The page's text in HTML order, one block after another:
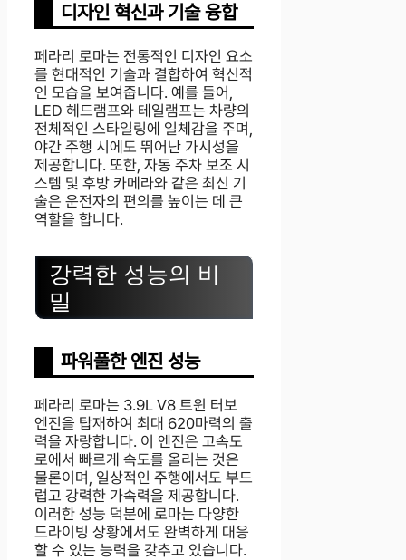
디자인 혁신과 기술 융합
페라리 로마는 전통적인 디자인 요소
를 현대적인 기술과 결합하여 혁신적
인 모습을 보여줍니다. 예를 들어,
LED 헤드램프와 테일램프는 차량의
전체적인 스타일링에 일체감을 주며,
야간 주행 시에도 뛰어난 가시성을
제공합니다. 또한, 자동 주차 보조 시
스템 및 후방 카메라와 같은 최신 기
술은 운전자의 편의를 높이는 데 큰
역할을 합니다.
강력한 성능의 비
밀
파워풀한 엔진 성능
페라리 로마는 3.9L V8 트윈 터보
엔진을 탑재하여 최대 620마력의 출
력을 자랑합니다. 이 엔진은 고속도
로에서 빠르게 속도를 올리는 것은
물론이며, 일상적인 주행에서도 부드
럽고 강력한 가속력을 제공합니다.
이러한 성능 덕분에 로마는 다양한
드라이빙 상황에서도 완벽하게 대응
할 수 있는 능력을 갖추고 있습니다.